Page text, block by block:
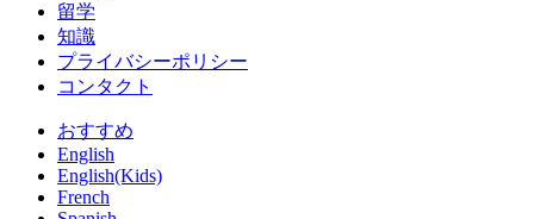
留学
知識
プライバシーポリシー
コンタクト
おすすめ
English
English(Kids)
French